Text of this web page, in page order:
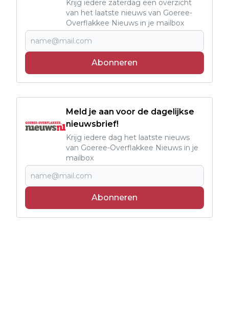
Krijg iedere zaterdag een overzicht
van het laatste nieuws van Goeree-
Overflakkee Nieuws in je mailbox
Abonneren
Meld je aan voor de dagelijkse
nieuwsbrief!
Krijg iedere dag het laatste nieuws
van Goeree-Overflakkee Nieuws in je
mailbox
Abonneren